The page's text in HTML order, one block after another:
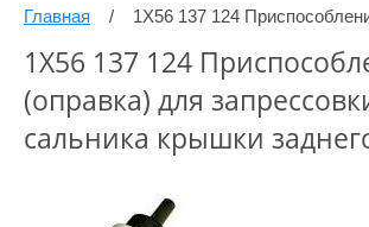
Главная / 1Х56 137 124
1Х56 137 124
(оправка) для
сальника крышки